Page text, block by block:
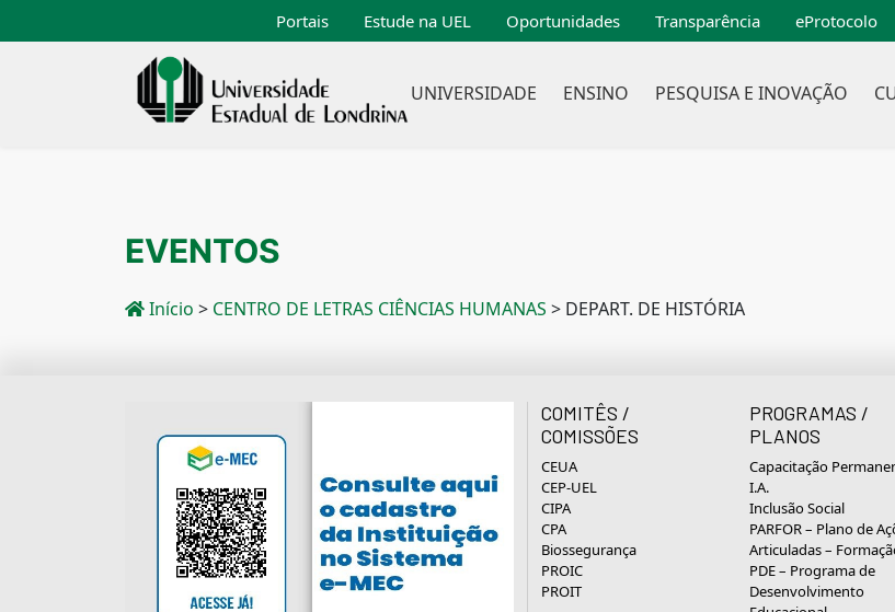
Portais Estude na UEL Oportunidades Transparência eProtocolo
UNIVERSIDADE ENSINO PESQUISA E INOVAÇÃO
EVENTOS
Início > CENTRO DE LETRAS CIÊNCIAS HUMANAS > DEPART. DE HISTÓRIA
COMITÊS /
COMISSÕES
CEUA
CEP-UEL
CIPA
CPA
Biossegurança
PROIC
PROIT
PROGRAMAS /
PLANOS
Capacitação
I.A.
Inclusão Social
PARFOR – Plano de
Articuladas –
PDE – Programa de
Desenvolvimento